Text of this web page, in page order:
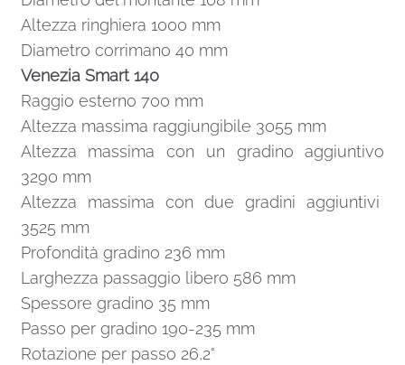
Altezza ringhiera 1000 mm
Diametro corrimano 40 mm
Venezia Smart 140
Raggio esterno 700 mm
Altezza massima raggiungibile 3055 mm
Altezza massima con un gradino aggiuntivo
3290 mm
Altezza massima con due gradini aggiuntivi
3525 mm
Profondità gradino 236 mm
Larghezza passaggio libero 586 mm
Spessore gradino 35 mm
Passo per gradino 190-235 mm
Rotazione per passo 26,2°